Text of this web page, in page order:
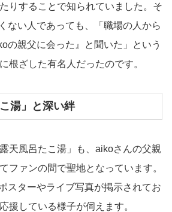
りすることで知られていました。そ
ない人であっても、「職場の人から
の親父に会った』と聞いた」という
根ざした有名人だったのです。
湯」と深い絆
天風呂たこ湯」も、aikoさんの父親
ファンの間で聖地となっています。
スターやライブ写真が掲示されてお
援している様子が伺えます。